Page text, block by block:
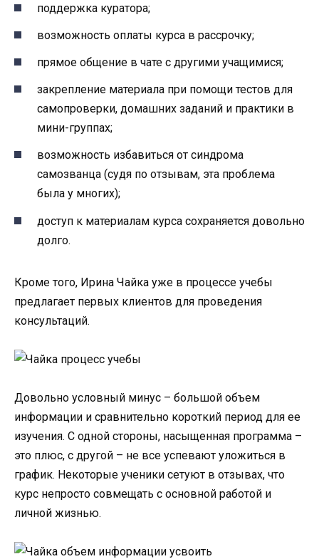
поддержка куратора;
возможность оплаты курса в рассрочку;
прямое общение в чате с другими учащимися;
закрепление материала при помощи тестов для
самопроверки, домашних заданий и практики в
мини-группах;
возможность избавиться от синдрома
самозванца (судя по отзывам, эта проблема
была у многих);
доступ к материалам курса сохраняется довольно
долго.
Кроме того, Ирина Чайка уже в процессе учебы
предлагает первых клиентов для проведения
консультаций.
Довольно условный минус – большой объем
информации и сравнительно короткий период для ее
изучения. С одной стороны, насыщенная программа –
это плюс, с другой – не все успевают уложиться в
график. Некоторые ученики сетуют в отзывах, что
курс непросто совмещать с основной работой и
личной жизнью.